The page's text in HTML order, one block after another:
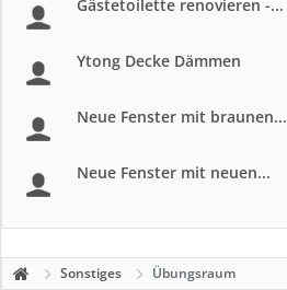
Gästetoilette renovieren -...
Ytong Decke Dämmen
Neue Fenster mit braunen...
Neue Fenster mit neuen...
Sonstiges Übungsraum